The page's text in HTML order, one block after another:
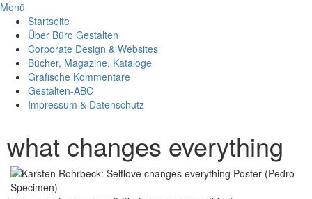
Menü
Startseite
Über Büro Gestalten
Corporate Design & Websites
Bücher, Magazine, Kataloge
Grafische Kommentare
Gestalten-ABC
Impressum & Datenschutz
what changes everything